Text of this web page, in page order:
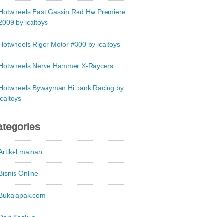
Fast Gassin Red Hw Premiere
by icaltoys
Rigor Motor #300 by icaltoys
Nerve Hammer X-Raycers
Bywayman Hi bank Racing by
mainan
Online